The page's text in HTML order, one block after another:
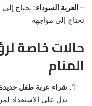
– العربة السوداء: تحتاج
تحتاج إلى مواجهة.
حالات خاصة
المنام
شراء عربة طفل
تدل على الاستعداد